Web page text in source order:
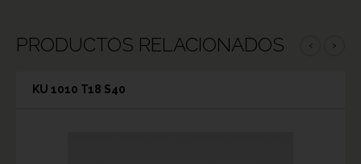
PRODUCTOS RELACIONADOS ‹ ›
KU 1010 T18 S40